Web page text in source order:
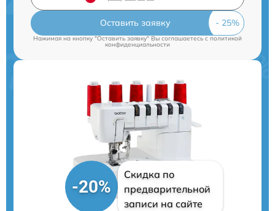
Оставить заявку
Нажимая на кнопку "Оставить заявку" Вы соглашаетесь cполитикой
конфиденциальности
-20%
Скидка по
предварительной
записи на сайте